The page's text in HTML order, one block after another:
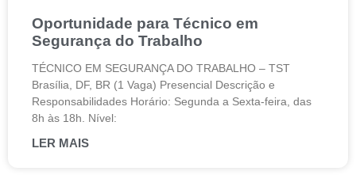
Oportunidade para Técnico em
Segurança do Trabalho
TÉCNICO EM SEGURANÇA DO TRABALHO – TST
Brasília, DF, BR (1 Vaga) Presencial Descrição e
Responsabilidades Horário: Segunda a Sexta-feira, das
8h às 18h. Nível:
LER MAIS